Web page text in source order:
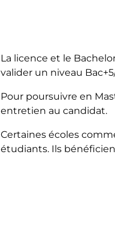
La licence et le
valider un niveau
Pour poursuivre en
entretien au candidat.
Certaines écoles
étudiants. Ils